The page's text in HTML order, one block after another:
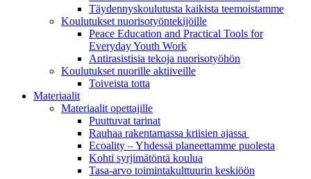
Täydennys­koulutusta kaikista teemois­tamme
Koulutukset nuorisotyöntekijöille
Peace Education and Practical Tools for
Everyday Youth Work
Antirasistisia tekoja nuorisotyöhön
Koulutukset nuorille aktiiveille
Toiveista totta
Materiaalit
Materiaalit opettajille
Puuttuvat tarinat
Rauhaa rakentamassa kriisien ajassa
Ecoality – Yhdessä planeettamme puolesta
Kohti syrjimä­töntä koulua
Tasa-arvo toiminta­kulttuurin keskiöön